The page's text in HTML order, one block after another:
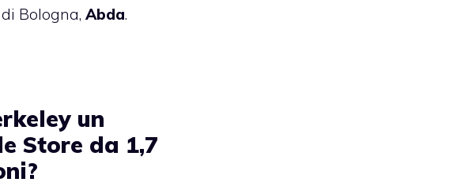
Bologna,Abda.
un
Store da 1,7